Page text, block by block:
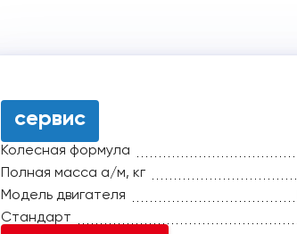
сервис
Колесная формула
Полная масса а/м, кг
Модель двигателя
Стандарт